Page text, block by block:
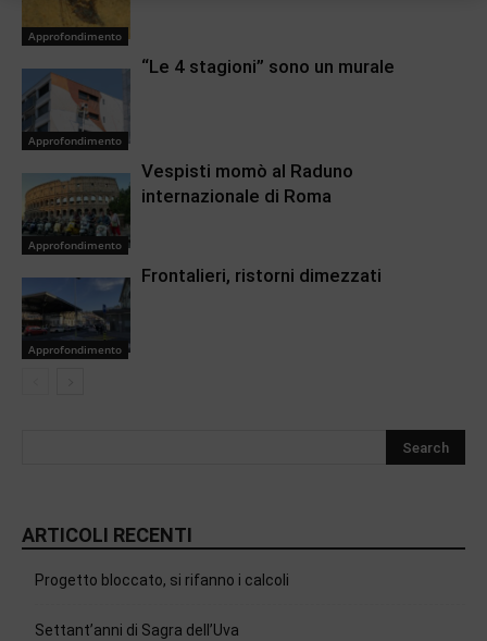
Approfondimento
Approfondimento
“Le 4 stagioni” sono un murale
Approfondimento
Vespisti momò al Raduno
internazionale di Roma
Approfondimento
Frontalieri, ristorni dimezzati
ARTICOLI RECENTI
Progetto bloccato, si rifanno i calcoli
Settant’anni di Sagra dell’Uva